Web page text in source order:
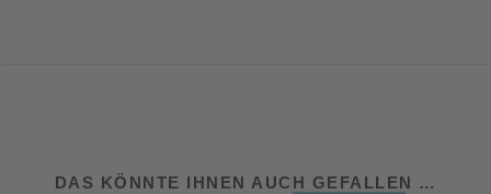
DAS KÖNNTE IHNEN AUCH GEFALLEN …